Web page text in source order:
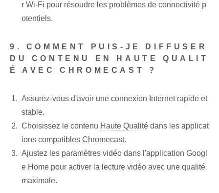
r Wi-Fi pour résoudre les problèmes de connectivité p
otentiels.
9. COMMENT PUIS-JE DIFFUSER
DU CONTENU EN HAUTE QUALIT
É AVEC CHROMECAST ?
Assurez-vous d'avoir une connexion Internet rapide et
stable.
Choisissez le contenu Haute Qualité dans les applicat
ions compatibles Chromecast.
Ajustez⁤ les paramètres vidéo⁢ dans l'application Googl
e Home pour activer la lecture vidéo avec une qualité
maximale.